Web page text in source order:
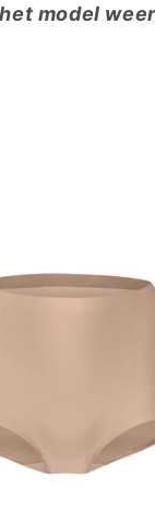
model